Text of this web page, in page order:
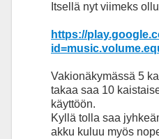
Itsellä nyt viimeks
https://
Vakionäkymässä 5
takaa saa 10
käyttöön.
Kyllä tolla saa
akku kuluu myös